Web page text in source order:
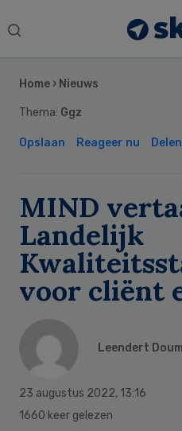
Search
Home › Nieuws
Thema: Ggz
Opslaan Reageer nu Delen
MIND
Landelijk
voor cliënt
Leendert
23 augustus 2022, 13:16
1660 keer gelezen
Sidebar